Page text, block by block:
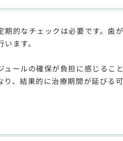
的なチェックは必要です。歯
ます。
ールの確保が負担に感じるこ
、結果的に治療期間が延びる